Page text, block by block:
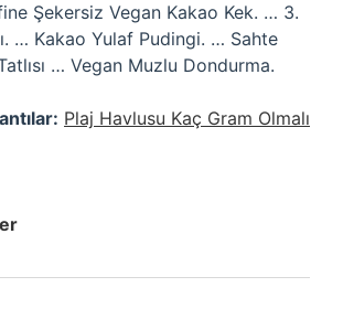
Şekersiz Vegan Kakao Kek. … 3.
… Kakao Yulaf Pudingi. … Sahte
… Vegan Muzlu Dondurma.
Plaj Havlusu Kaç Gram Olmalı